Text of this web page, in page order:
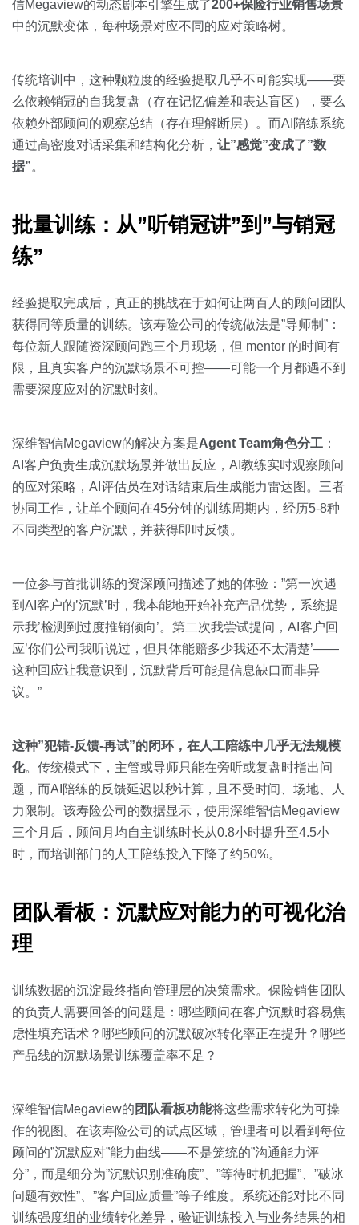
信Megaview的动态剧本引擎生成了200+保险行业销售场景
中的沉默变体，每种场景对应不同的应对策略树。
传统培训中，这种颗粒度的经验提取几乎不可能实现——要
么依赖销冠的自我复盘（存在记忆偏差和表达盲区），要么
依赖外部顾问的观察总结（存在理解断层）。而AI陪练系统
通过高密度对话采集和结构化分析， 让”感觉”变成了”数
据”。
批量训练：从”听销冠讲”到”与销冠
练”
经验提取完成后，真正的挑战在于如何让两百人的顾问团队
获得同等质量的训练。该寿险公司的传统做法是”导师制”：
每位新人跟随资深顾问跑三个月现场，但 mentor 的时间有
限，且真实客户的沉默场景不可控——可能一个月都遇不到
需要深度应对的沉默时刻。
深维智信Megaview的解决方案是Agent Team角色分工 ：
AI客户负责生成沉默场景并做出反应，AI教练实时观察顾问
的应对策略，AI评估员在对话结束后生成能力雷达图。三者
协同工作，让单个顾问在45分钟的训练周期内，经历5-8种
不同类型的客户沉默，并获得即时反馈。
一位参与首批训练的资深顾问描述了她的体验：”第一次遇
到AI客户的’沉默’时，我本能地开始补充产品优势，系统提
示我’检测到过度推销倾向’。第二次我尝试提问，AI客户回
应’你们公司我听说过，但具体能赔多少我还不太清楚’——
这种回应让我意识到，沉默背后可能是信息缺口而非异
议。”
这种”犯错-反馈-再试”的闭环，在人工陪练中几乎无法规模
化。传统模式下，主管或导师只能在旁听或复盘时指出问
题，而AI陪练的反馈延迟以秒计算，且不受时间、场地、人
力限制。该寿险公司的数据显示，使用深维智信Megaview
三个月后，顾问月均自主训练时长从0.8小时提升至4.5小
时，而培训部门的人工陪练投入下降了约50%。
团队看板：沉默应对能力的可视化治
理
训练数据的沉淀最终指向管理层的决策需求。保险销售团队
的负责人需要回答的问题是：哪些顾问在客户沉默时容易焦
虑性填充话术？哪些顾问的沉默破冰转化率正在提升？哪些
产品线的沉默场景训练覆盖率不足？
深维智信Megaview的 团队看板功能将这些需求转化为可操
作的视图。在该寿险公司的试点区域，管理者可以看到每位
顾问的”沉默应对”能力曲线——不是笼统的”沟通能力评
分”，而是细分为”沉默识别准确度”、”等待时机把握”、”破冰
问题有效性”、”客户回应质量”等子维度。系统还能对比不同
训练强度组的业绩转化差异，验证训练投入与业务结果的相